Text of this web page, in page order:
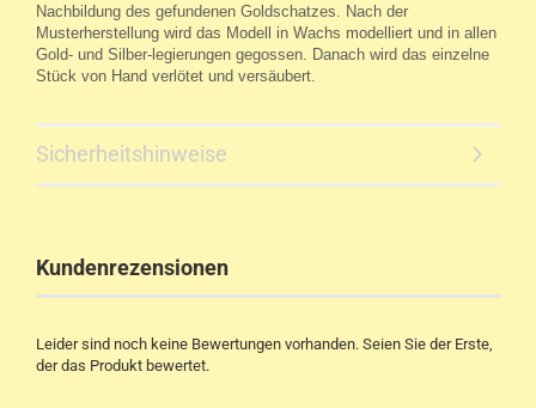
Nachbildung des gefundenen Goldschatzes. Nach der
Musterherstellung wird das Modell in Wachs modelliert und in allen
Gold- und Silber-legierungen gegossen. Danach wird das einzelne
Stück von Hand verlötet und versäubert.
Sicherheitshinweise
Kundenrezensionen
Leider sind noch keine Bewertungen vorhanden. Seien Sie der Erste,
der das Produkt bewertet.